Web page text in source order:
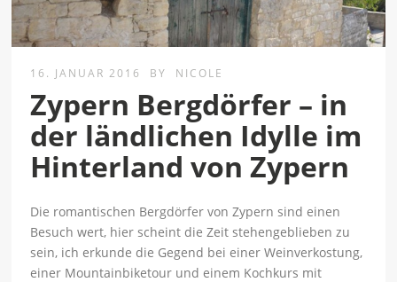
16. JANUAR 2016 BY NICOLE
Zypern Bergdörfer – in
der ländlichen Idylle im
Hinterland von Zypern
Die romantischen Bergdörfer von Zypern sind einen
Besuch wert, hier scheint die Zeit stehengeblieben zu
sein, ich erkunde die Gegend bei einer Weinverkostung,
einer Mountainbiketour und einem Kochkurs mit